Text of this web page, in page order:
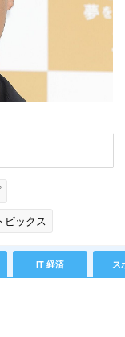
ピックス
IT 経済 ス